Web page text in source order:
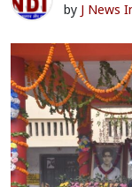
by J News